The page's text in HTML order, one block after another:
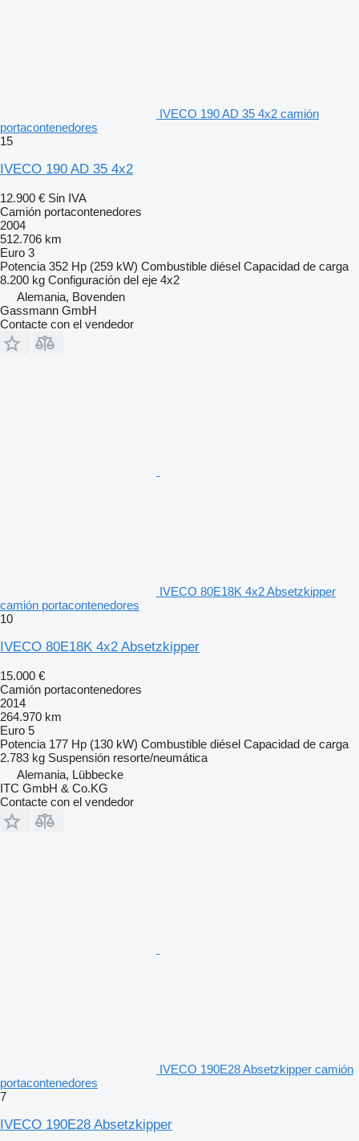
IVECO 190 AD 35 4x2 camión
portacontenedores
15
IVECO 190 AD 35 4x2
12.900 € Sin IVA
Camión portacontenedores
2004
512.706 km
Euro 3
Potencia 352 Hp (259 kW) Combustible diésel Capacidad de carga
8.200 kg Configuración del eje 4x2
Alemania, Bovenden
Gassmann GmbH
Contacte con el vendedor
IVECO 80E18K 4x2 Absetzkipper
camión portacontenedores
10
IVECO 80E18K 4x2 Absetzkipper
15.000 €
Camión portacontenedores
2014
264.970 km
Euro 5
Potencia 177 Hp (130 kW) Combustible diésel Capacidad de carga
2.783 kg Suspensión resorte/neumática
Alemania, Lübbecke
ITC GmbH & Co.KG
Contacte con el vendedor
IVECO 190E28 Absetzkipper camión
portacontenedores
7
IVECO 190E28 Absetzkipper